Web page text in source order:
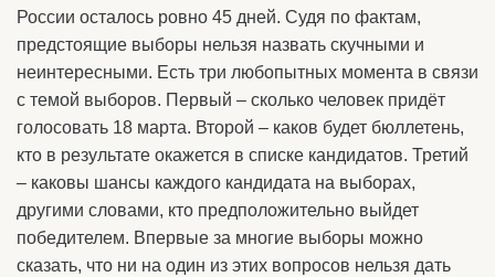
России осталось ровно 45 дней. Судя по фактам,
предстоящие выборы нельзя назвать скучными и
неинтересными. Есть три любопытных момента в связи
с темой выборов. Первый – сколько человек придёт
голосовать 18 марта. Второй – каков будет бюллетень,
кто в результате окажется в списке кандидатов. Третий
– каковы шансы каждого кандидата на выборах,
другими словами, кто предположительно выйдет
победителем. Впервые за многие выборы можно
сказать, что ни на один из этих вопросов нельзя дать